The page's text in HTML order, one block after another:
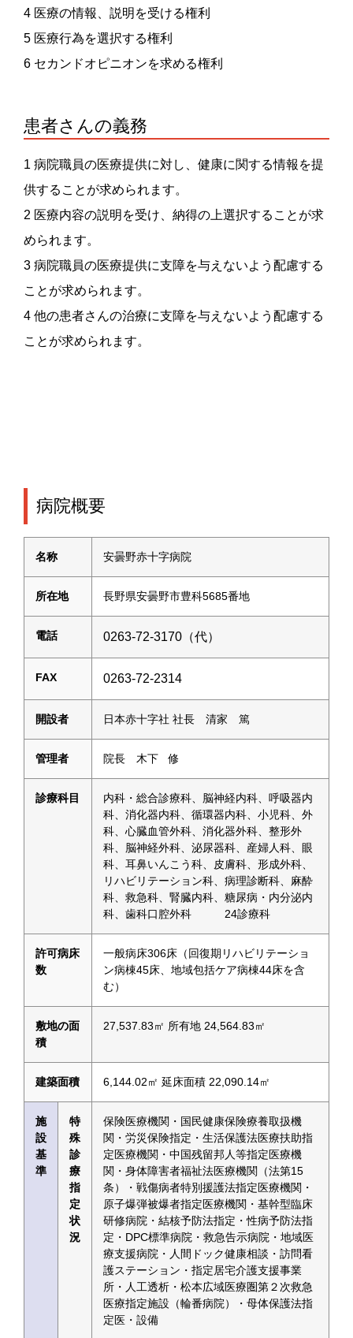
4 医療の情報、説明を受ける権利
5 医療行為を選択する権利
6 セカンドオピニオンを求める権利
患者さんの義務
1 病院職員の医療提供に対し、健康に関する情報を提
供することが求められます。
2 医療内容の説明を受け、納得の上選択することが求
められます。
3 病院職員の医療提供に支障を与えないよう配慮する
ことが求められます。
4 他の患者さんの治療に支障を与えないよう配慮する
ことが求められます。
病院概要
名称 安曇野赤十字病院
所在地 長野県安曇野市豊科5685番地
電話 0263-72-3170（代）
FAX 0263-72-2314
開設者 日本赤十字社 社長 清家 篤
管理者 院長 木下 修
診療科目
内科・総合診療科、脳神経内科、呼吸器内
科、消化器内科、循環器内科、小児科、外
科、心臓血管外科、消化器外科、整形外
科、脳神経外科、泌尿器科、産婦人科、眼
科、耳鼻いんこう科、皮膚科、形成外科、
リハビリテーション科、病理診断科、麻酔
科、救急科、腎臓内科、糖尿病・内分泌内
科、歯科口腔外科 24診療科
許可病床
数
一般病床306床（回復期リハビリテーショ
ン病棟45床、地域包括ケア病棟44床を含
む）
敷地の面
積
27,537.83㎡ 所有地 24,564.83㎡
建築面積 6,144.02㎡ 延床面積 22,090.14㎡
施
設
基
準
特
殊
診
療
指
定
状
況
保険医療機関・国民健康保険療養取扱機
関・労災保険指定・生活保護法医療扶助指
定医療機関・中国残留邦人等指定医療機
関・身体障害者福祉法医療機関（法第15
条）・戦傷病者特別援護法指定医療機関・
原子爆弾被爆者指定医療機関・基幹型臨床
研修病院・結核予防法指定・性病予防法指
定・DPC標準病院・救急告示病院・地域医
療支援病院・人間ドック健康相談・訪問看
護ステーション・指定居宅介護支援事業
所・人工透析・松本広域医療圏第２次救急
医療指定施設（輪番病院）・母体保護法指
定医・設備